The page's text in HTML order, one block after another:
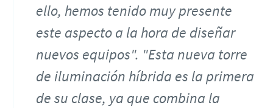
ello, hemos tenido muy presente
este aspecto a la hora de diseñar
nuevos equipos". "Esta nueva torre
de iluminación híbrida es la primera
de su clase, ya que combina la